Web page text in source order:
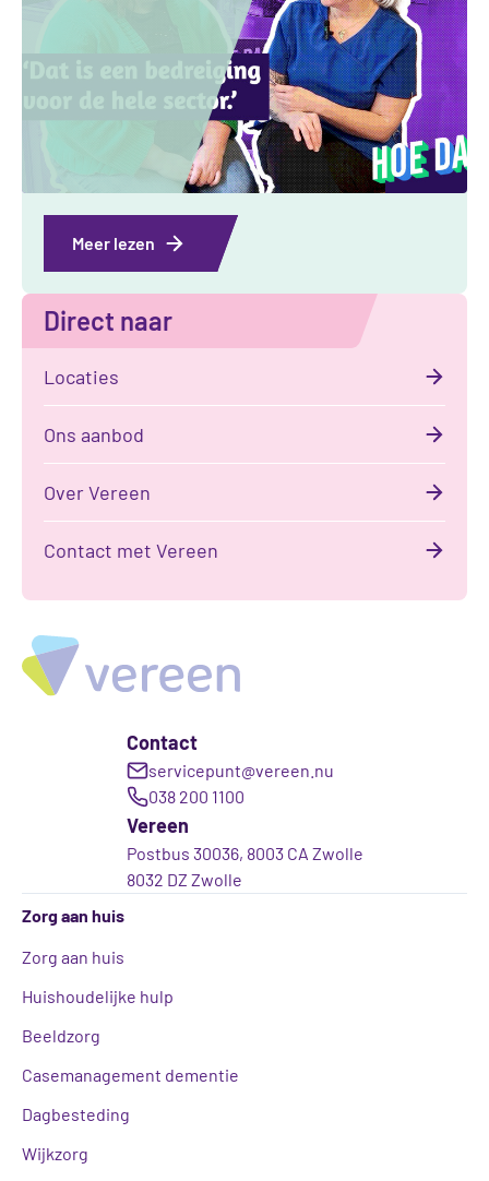
Meer lezen
Direct naar
Locaties
Ons aanbod
Over Vereen
Contact met Vereen
Contact
servicepunt@vereen.nu
038 200 1100
Vereen
Postbus 30036, 8003 CA Zwolle
8032 DZ Zwolle
Zorg aan huis
Zorg aan huis
Huishoudelijke hulp
Beeldzorg
Casemanagement dementie
Dagbesteding
Wijkzorg